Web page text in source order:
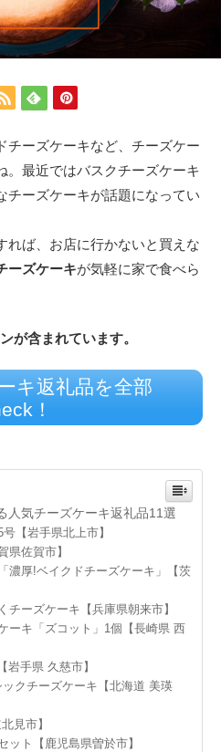
チーズケーキなど、チーズケー
。最近ではバスクチーズケーキ
チーズケーキが話題になってい
れば、お店に行かないと買えな
ーズケーキが気軽に家で食べら
が含まれています。
キ返礼品を全部
！
人気チーズケーキ返礼品11選
【岩手県北上市】
県佐賀市】
濃厚!ベイクドチーズケーキ」【茨
ーズケーキ【兵庫県朝来市】
ーキ「ズコット」1個【長崎県 西
手県 久慈市】
クチーズケーキ【北海道 美瑛
見市】
ト【鹿児島県曽於市】